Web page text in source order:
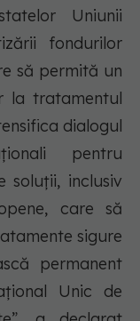
Uniunii
fondurilor
să permită un
la tratamentul
dialogul
pentru
soluții, inclusiv
care să
sigure
permanent
Unic de